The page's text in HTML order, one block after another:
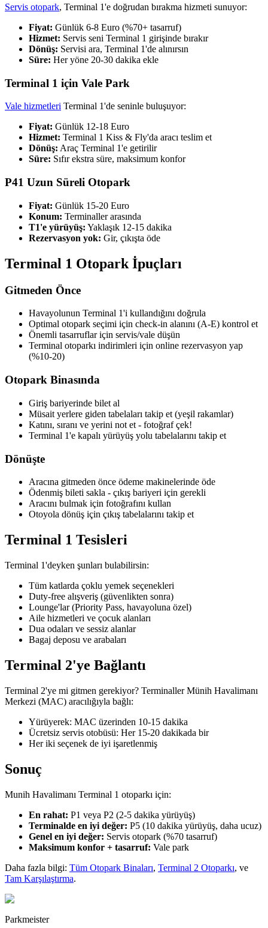
Servis otopark, Terminal 1'e doğrudan bırakma hizmeti sunuyor:
Fiyat: Günlük 6-8 Euro (%70+ tasarruf)
Hizmet: Servis seni Terminal 1 girişinde bırakır
Dönüş: Servisi ara, Terminal 1'de alınırsın
Süre: Her yöne 20-30 dakika ekle
Terminal 1 için Vale Park
Vale hizmetleri Terminal 1'de seninle buluşuyor:
Fiyat: Günlük 12-18 Euro
Hizmet: Terminal 1 Kiss & Fly'da aracı teslim et
Dönüş: Araç Terminal 1'e getirilir
Süre: Sıfır ekstra süre, maksimum konfor
P41 Uzun Süreli Otopark
Fiyat: Günlük 15-20 Euro
Konum: Terminaller arasında
T1'e yürüyüş: Yaklaşık 12-15 dakika
Rezervasyon yok: Gir, çıkışta öde
Terminal 1 Otopark İpuçları
Gitmeden Önce
Havayolunun Terminal 1'i kullandığını doğrula
Optimal otopark seçimi için check-in alanını (A-E) kontrol et
Önemli tasarruflar için servis/vale düşün
Terminal otoparkı indirimleri için online rezervasyon yap
(%10-20)
Otopark Binasında
Giriş bariyerinde bilet al
Müsait yerlere giden tabelaları takip et (yeşil rakamlar)
Katını, sıranı ve yerini not et - fotoğraf çek!
Terminal 1'e kapalı yürüyüş yolu tabelalarını takip et
Dönüşte
Aracına gitmeden önce ödeme makinelerinde öde
Ödenmiş bileti sakla - çıkış bariyeri için gerekli
Aracını bulmak için fotoğrafını kullan
Otoyola dönüş için çıkış tabelalarını takip et
Terminal 1 Tesisleri
Terminal 1'deyken şunları bulabilirsin:
Tüm katlarda çoklu yemek seçenekleri
Duty-free alışveriş (güvenlikten sonra)
Lounge'lar (Priority Pass, havayoluna özel)
Aile hizmetleri ve çocuk alanları
Dua odaları ve sessiz alanlar
Bagaj deposu ve arabaları
Terminal 2'ye Bağlantı
Terminal 2'ye mi gitmen gerekiyor? Terminaller Münih Havalimanı
Merkezi (MAC) aracılığıyla bağlı:
Yürüyerek: MAC üzerinden 10-15 dakika
Ücretsiz servis otobüsü: Her 15-20 dakikada bir
Her iki seçenek de iyi işaretlenmiş
Sonuç
Munih Havalimanı Terminal 1 otoparkı için:
En rahat: P1 veya P2 (2-5 dakika yürüyüş)
Terminalde en iyi değer: P5 (10 dakika yürüyüş, daha ucuz)
Genel en iyi değer: Servis otopark (%70 tasarruf)
Maksimum konfor + tasarruf: Vale park
Daha fazla bilgi: Tüm Otopark Binaları, Terminal 2 Otoparkı, ve
Tam Karşılaştırma.
Parkmeister